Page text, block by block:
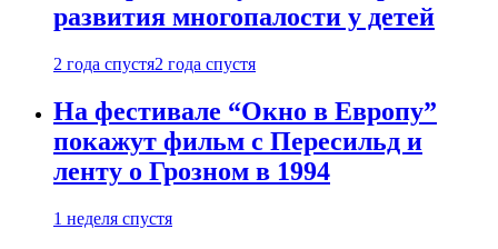
развития многопалости у детей
2 года спустя2 года спустя
На фестивале “Окно в Европу”
покажут фильм с Пересильд и
ленту о Грозном в 1994
1 неделя спустя